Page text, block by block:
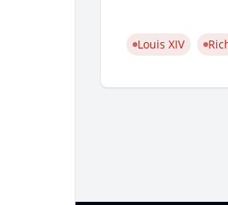
Louis XIV